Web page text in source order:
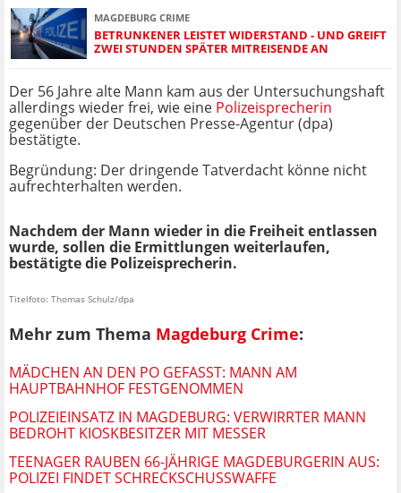
MAGDEBURG CRIME
BETRUNKENER LEISTET WIDERSTAND - UND GREIFT
ZWEI STUNDEN SPÄTER MITREISENDE AN
Der 56 Jahre alte Mann kam aus der Untersuchungshaft
allerdings wieder frei, wie eine Polizeisprecherin
gegenüber der Deutschen Presse-Agentur (dpa)
bestätigte.
Begründung: Der dringende Tatverdacht könne nicht
aufrechterhalten werden.
Nachdem der Mann wieder in die Freiheit entlassen
wurde, sollen die Ermittlungen weiterlaufen,
bestätigte die Polizeisprecherin.
Titelfoto: Thomas Schulz/dpa
Mehr zum Thema Magdeburg Crime:
MÄDCHEN AN DEN PO GEFASST: MANN AM
HAUPTBAHNHOF FESTGENOMMEN
POLIZEIEINSATZ IN MAGDEBURG: VERWIRRTER MANN
BEDROHT KIOSKBESITZER MIT MESSER
TEENAGER RAUBEN 66-JÄHRIGE MAGDEBURGERIN AUS:
POLIZEI FINDET SCHRECKSCHUSSWAFFE